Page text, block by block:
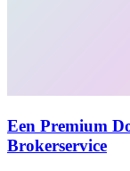
Een Premium
Brokerservice